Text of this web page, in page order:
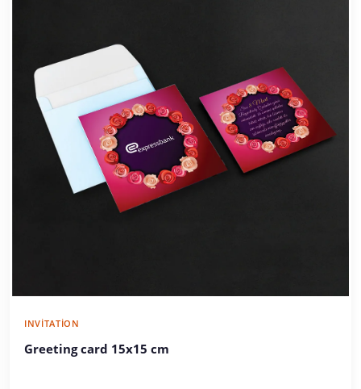
INVITATION
Greeting card 15x15 cm